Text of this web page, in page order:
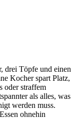
drei Töpfe und einen
Kocher spart Platz,
oder straffem
als alles, was
werden muss.
ohnehin